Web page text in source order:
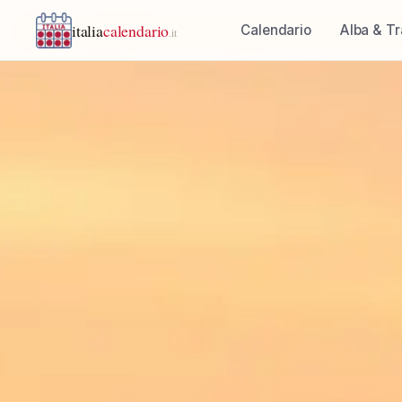
italiacalendario .it Calendario Alba &